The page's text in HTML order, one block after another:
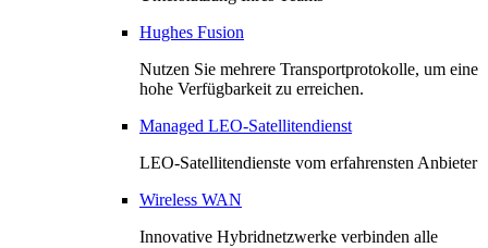
Hughes Fusion
Nutzen Sie mehrere Transportprotokolle, um eine
hohe Verfügbarkeit zu erreichen.
Managed LEO-Satellitendienst
LEO-Satellitendienste vom erfahrensten Anbieter
Wireless WAN
Innovative Hybridnetzwerke verbinden alle